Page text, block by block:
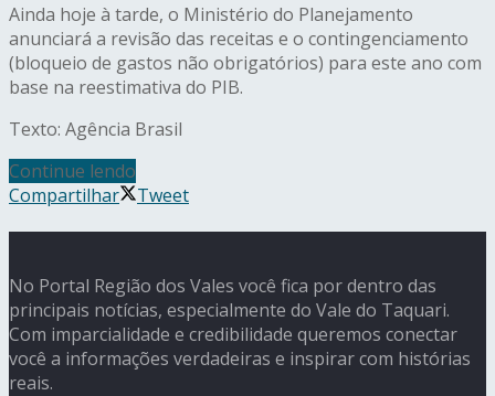
Ainda hoje à tarde, o Ministério do Planejamento
anunciará a revisão das receitas e o contingenciamento
(bloqueio de gastos não obrigatórios) para este ano com
base na reestimativa do PIB.
Texto: Agência Brasil
Continue lendo
Compartilhar
Tweet
No Portal Região dos Vales você fica por dentro das
principais notícias, especialmente do Vale do Taquari.
Com imparcialidade e credibilidade queremos conectar
você a informações verdadeiras e inspirar com histórias
reais.